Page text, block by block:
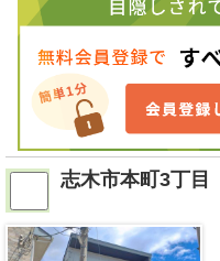
志木市本町3丁目